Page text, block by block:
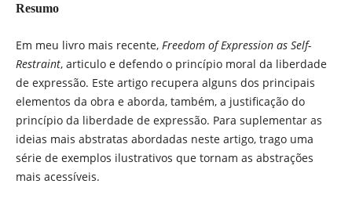
Resumo
Em meu livro mais recente, Freedom of Expression as Self-
Restraint, articulo e defendo o princípio moral da liberdade
de expressão. Este artigo recupera alguns dos principais
elementos da obra e aborda, também, a justificação do
princípio da liberdade de expressão. Para suplementar as
ideias mais abstratas abordadas neste artigo, trago uma
série de exemplos ilustrativos que tornam as abstrações
mais acessíveis.